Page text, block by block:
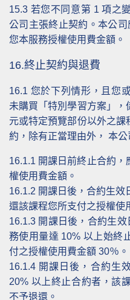
15.3 若您不同意第 1 項之
公司主張終止契約。本公
您本服務授權使用費金額。
16.終止契約與退費
16.1 您於下列情形，且您
未購買「特別學習方案」
元或特定預覽部份以外之
約，除有正當理由外， 本公
16.1.1 開課日前終止合約，
權使用費金額。
16.1.2 開課日後，合約生效
還該課程您所支付之授權使
16.1.3 開課日後，合約生
務使用量達 10% 以上始終
付之授權使用費金額 30％。
16.1.4 開課日後，合約生
20% 以上終止合約者，該
不予退還。